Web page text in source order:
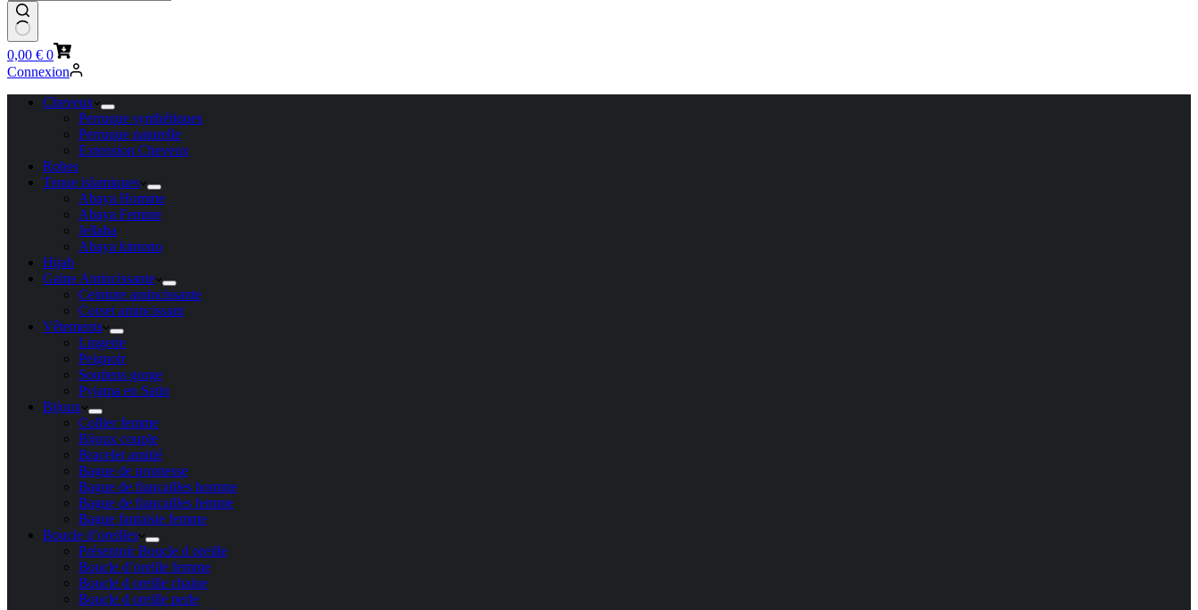
Panier
d’achat
0,00 € 0
Connexion
Cheveux
Perruque synthétiques
Perruque naturelle
Extension Cheveux
Robes
Tenue islamiques
Abaya Homme
Abaya Femme
Jellaba
Abaya kimono
Hijab
Gaine Amincissante
Ceinture amincissante
Corset amincissant
Vêtements
Lingerie
Peignoir
Soutiens gorge
Pyjama en Satin
Bijoux
Collier femme
Bijoux couple
Bracelet amitié
Bague de promesse
Bague de fiançailles homme
Bague de fiançailles femme
Bague fantaisie femme
Boucle d’oreilles
Présentoir Boucle d oreille
Boucle d’oreille femme
Boucle d oreille chaine
Boucle d oreille perle